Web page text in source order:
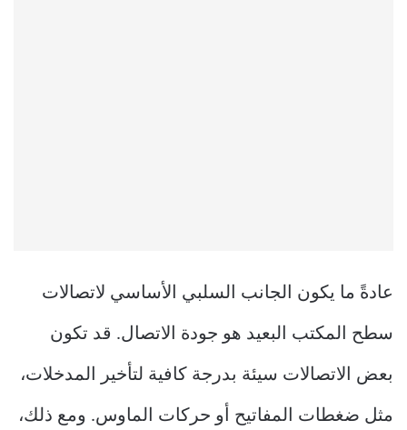
عادةً ما يكون الجانب السلبي الأساسي لاتصالات
سطح المكتب البعيد هو جودة الاتصال. قد تكون
بعض الاتصالات سيئة بدرجة كافية لتأخير المدخلات،
مثل ضغطات المفاتيح أو حركات الماوس. ومع ذلك،